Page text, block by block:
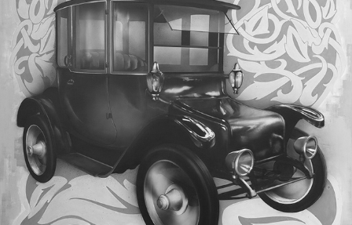
DETROIT ELECTRIC